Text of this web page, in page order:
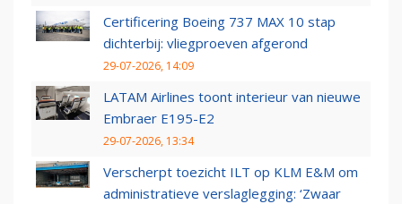
Certificering Boeing 737 MAX 10 stap
dichterbij: vliegproeven afgerond
29-07-2026, 14:09
LATAM Airlines toont interieur van nieuwe
Embraer E195-E2
29-07-2026, 13:34
Verscherpt toezicht ILT op KLM E&M om
administratieve verslaglegging: ‘Zwaar